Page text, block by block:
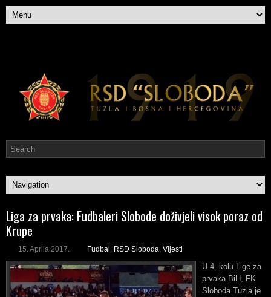
Liga za prvaka: Fudbaleri Slobode doživjeli visok poraz od
Krupe
15. Aprila 2017. Fudbal RSD Sloboda Vijesti
U 4. kolu Lige za
prvaka BiH, FK
Sloboda Tuzla je